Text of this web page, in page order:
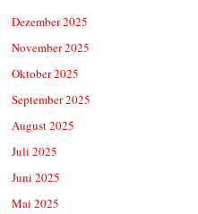
Dezember 2025
November 2025
Oktober 2025
September 2025
August 2025
Juli 2025
Juni 2025
Mai 2025